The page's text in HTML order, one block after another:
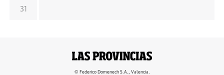
31
© Federico Domenech S.A., Valencia.